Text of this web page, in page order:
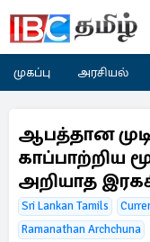
முகப்பு அரசியல்
ஆபத்தான
காப்பாற்றிய
அறியாத
Sri Lankan Tamils
Ramanathan Archchuna